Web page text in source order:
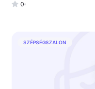
0
SZÉPSÉGSZALON